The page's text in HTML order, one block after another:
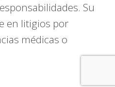
Su
en litigios por
médicas o